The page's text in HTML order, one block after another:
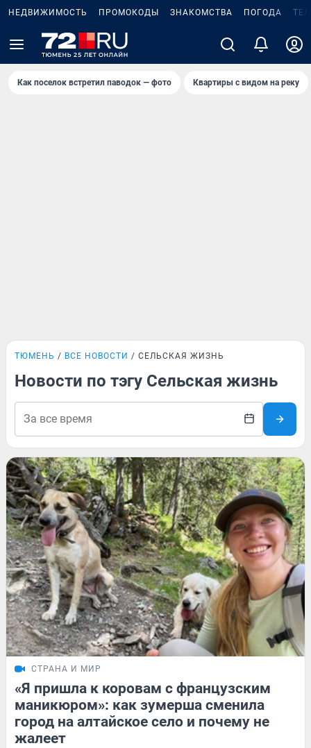
НЕДВИЖИМОСТЬ ПРОМОКОДЫ ЗНАКОМСТВА ПОГОДА
Как поселок встретил паводок — фото Квартиры с видом на реку
ТЮМЕНЬ ВСЕ НОВОСТИ СЕЛЬСКАЯ ЖИЗНЬ
Новости по тэгу Сельская жизнь
СТРАНА И МИР
«Я пришла к коровам с французским
маникюром»: как зумерша сменила
город на алтайское село и почему не
жалеет